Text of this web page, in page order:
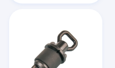
Circa noi